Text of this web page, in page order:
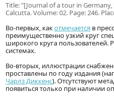
Title: "[Journal of a tour in Germany,
Calcutta. Volume: 02. Page: 246.
Во-первых, какотмечается в
преимущественно узкий круг
широкого круга пользователей.
системах.
Во-вторых, иллюстрации
проставлены по году издания
Чарлз Диккенс). Отсутствуют
появиться только при наличии